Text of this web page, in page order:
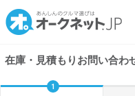
在庫・見積もりお問い合わ